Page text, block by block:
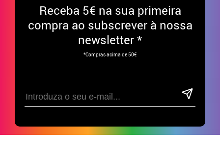
Receba 5€ na sua primeira
compra ao subscrever à nossa
newsletter *
*Compras acima de 50€